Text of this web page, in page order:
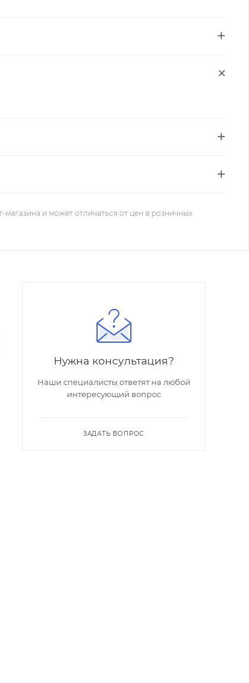
магазина и может отличаться от цен в розничных
Нужна консультация?
Наши специалисты ответят на любой
интересующий вопрос
ЗАДАТЬ ВОПРОС